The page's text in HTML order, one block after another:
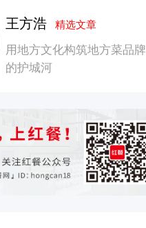
王方浩精选文章
用地方文化构筑地方菜品牌
的护城河